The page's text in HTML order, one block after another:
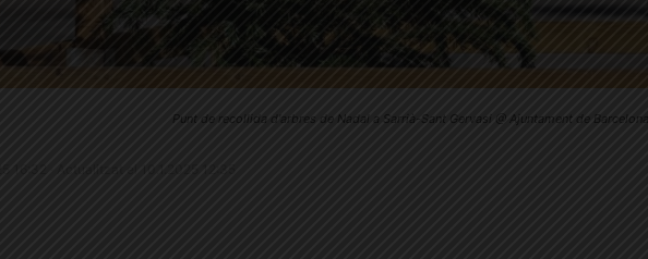
Punt de recollida d'arbres de Nadal a Sarrià-Sant Gervasi @ Ajuntament de Barcelona